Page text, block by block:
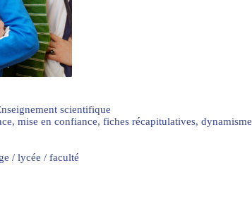
scientifique
mise en confiance, fiches récapitulatives, dynamisme
/ lycée / faculté